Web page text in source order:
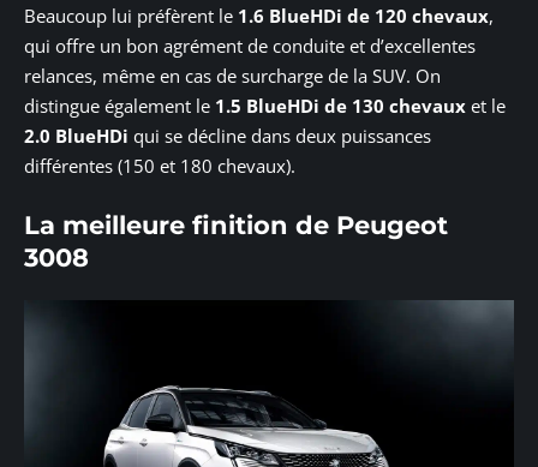
Beaucoup lui préfèrent le 1.6 BlueHDi de 120 chevaux,
qui offre un bon agrément de conduite et d’excellentes
relances, même en cas de surcharge de la SUV. On
distingue également le 1.5 BlueHDi de 130 chevaux et le
2.0 BlueHDi qui se décline dans deux puissances
différentes (150 et 180 chevaux).
La meilleure finition de Peugeot
3008